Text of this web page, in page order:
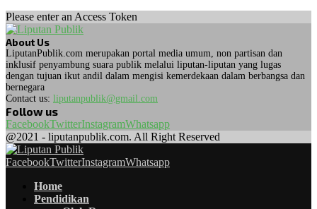
Please enter an Access Token
About Us
LiputanPublik.com merupakan portal media umum, non partisan dan
inklusif penyambung suara publik melalui liputan-liputan yang lugas
dengan tujuan ikut andil dalam mengisi kemerdekaan dalam berbangsa dan
bernegara
Contact us: liputanpublik@gmail.com
Follow us
FacebookTwitterInstagramWhatsapp
@2021 - liputanpublik.com. All Right Reserved
FacebookTwitterInstagramWhatsapp
Home
Pendidikan